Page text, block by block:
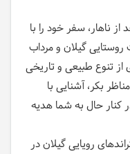
از ناهار، سفر خود را با
روستایی گیلان و مرداب
از تنوع طبیعی و تاریخی
بکر، آشنایی با
کنار حال به شما هدیه
رویایی گیلان در